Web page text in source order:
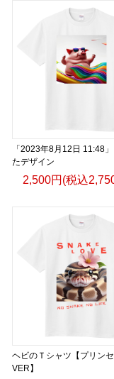
「2023年8月12日 11:48
たデザイン
2,500円(税込
ヘビのＴシャツ【プリン
VER】